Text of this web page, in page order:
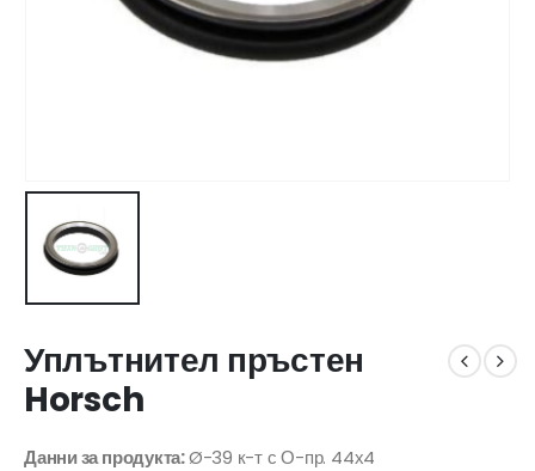
Уплътнител пръстен
Horsch
Данни за продукта:Ø-39 к-т с О-пр. 44х4